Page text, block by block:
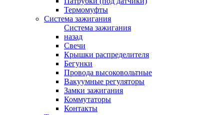
Термомуфты
Система зажигания
Система зажигания
назад
Свечи
Крышки распределителя
Бегунки
Провода высоковольтные
Вакуумные регуляторы
Замки зажигания
Коммутаторы
Контакты